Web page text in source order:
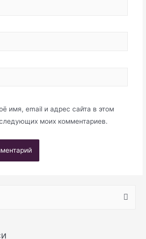
имя, email и адрес сайта в этом
моих комментариев.